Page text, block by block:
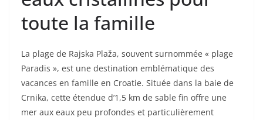
toute la famille
La plage de Rajska Plaža, souvent surnommée « plage
Paradis », est une destination emblématique des
vacances en famille en Croatie. Située dans la baie de
Crnika, cette étendue d’1,5 km de sable fin offre une
mer aux eaux peu profondes et particulièrement